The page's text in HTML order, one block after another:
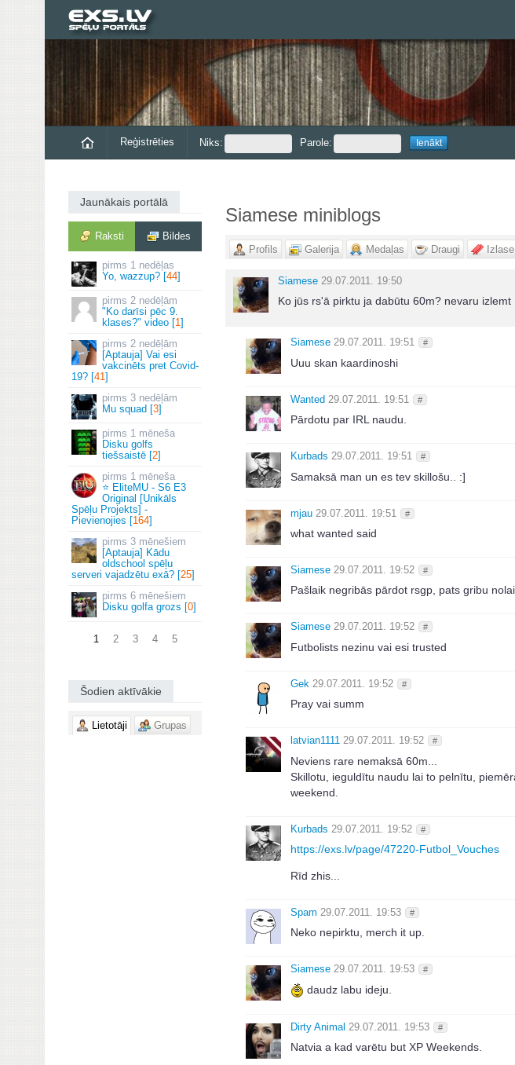
Reģistrēties Niks: Parole:
Jaunākais portālā
Raksti Bildes
1 nedēļas
Yo, wazzup? [44]
2 nedēļām
"Ko darīsi pēc 9.
klases?" video [1]
2 nedēļām
[Aptauja] Vai esi
vakcinēts pret Covid-
19? [41]
3 nedēļām
Mu squad [3]
1 mēneša
Disku golfs
tiešsaistē [2]
1 mēneša
⭐ EliteMU - S6 E3
Original [Unikāls
Spēļu Projekts] -
Pievienojies [164]
3 mēnešiem
[Aptauja] Kādu
oldschool spēļu
serveri vajadzētu exā? [25]
6 mēnešiem
Disku golfa grozs [0]
1 2 3 4 5
Šodien aktīvākie
Lietotāji Grupas
Siamese miniblogs
Profils Galerija Medaļas Draugi Izlase
Siamese 29.07.2011. 19:50
Ko jūs rs'ā pirktu ja dabūtu 60m? nevaru izlemt
Siamese 29.07.2011. 19:51 #
Uuu skan kaardinoshi
Wanted 29.07.2011. 19:51 #
Pārdotu par IRL naudu.
Kurbads 29.07.2011. 19:51 #
Samaksā man un es tev skillošu.. :]
mjau 29.07.2011. 19:51 #
what wanted said
Siamese 29.07.2011. 19:52 #
Pašlaik negribās pārdot rsgp, pats gribu
Siamese 29.07.2011. 19:52 #
Futbolists nezinu vai esi trusted
Gek 29.07.2011. 19:52 #
Pray vai summ
latvian1111 29.07.2011. 19:52 #
Neviens rare nemaksā 60m...
Skillotu, ieguldītu naudu lai to pelnītu,
weekend.
Kurbads 29.07.2011. 19:52 #
https://exs.lv/page/47220-Futbol_Vouches
Rīd zhis...
Spam 29.07.2011. 19:53 #
Neko nepirktu, merch it up.
Siamese 29.07.2011. 19:53 #
daudz labu ideju.
Dirty Animal 29.07.2011. 19:53 #
Natvia a kad varētu but XP Weekends.